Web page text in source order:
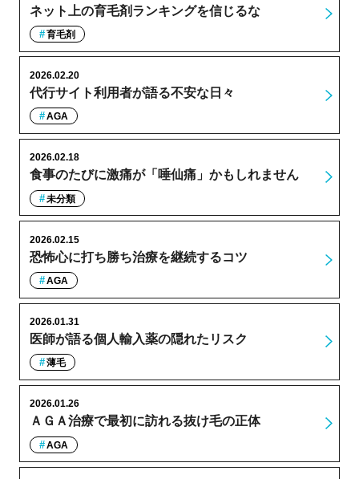
ネット上の育毛剤ランキングを信じるな
育毛剤
代行サイト利用者が語る不安な日々
2026.02.20
AGA
食事のたびに激痛が「唾仙痛」かもしれません
2026.02.18
未分類
恐怖心に打ち勝ち治療を継続するコツ
2026.02.15
AGA
医師が語る個人輸入薬の隠れたリスク
2026.01.31
薄毛
ＡＧＡ治療で最初に訪れる抜け毛の正体
2026.01.26
AGA